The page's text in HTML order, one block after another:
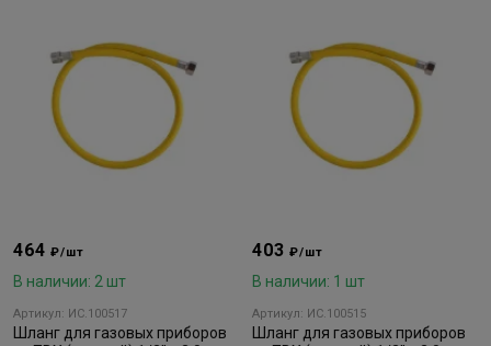
464₽/шт
В наличии: 2 шт
Артикул: ИС.100517
Шланг для газовых приборов
403₽/шт
В наличии: 1 шт
Артикул: ИС.100515
Шланг для газовых приборов